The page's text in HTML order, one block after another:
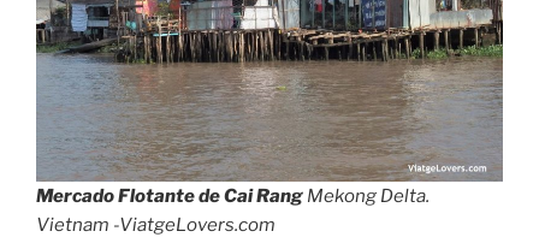
Mercado Flotante de Cai Rang Mekong Delta.
Vietnam -ViatgeLovers.com